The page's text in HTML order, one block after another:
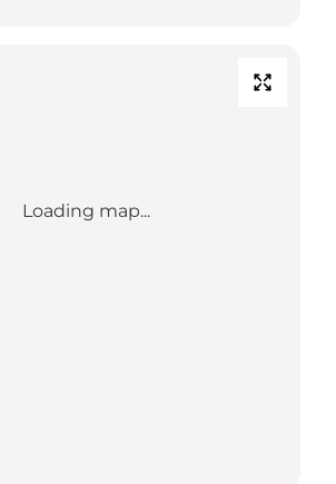
Loading map...